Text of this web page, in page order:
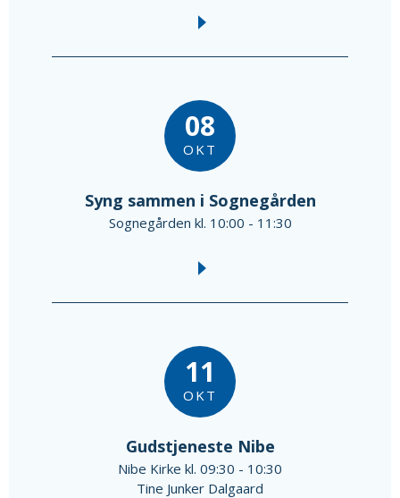
08
OKT
Syng sammen i Sognegården
Sognegården kl. 10:00 - 11:30
11
OKT
Gudstjeneste Nibe
Nibe Kirke kl. 09:30 - 10:30
Tine Junker Dalgaard